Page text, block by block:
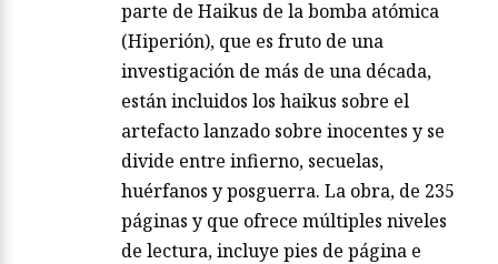
Haikus de la bomba atómica
agosto 06, 2026 / AGUSTÍN RIVERA
Llamas en todas Direcciones: oscuridad
en pleno día de verano. En la primera